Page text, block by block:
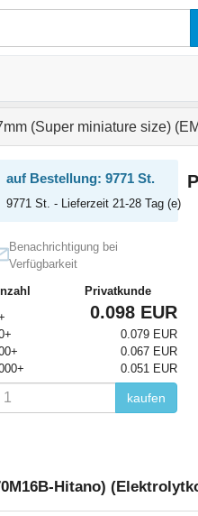
(Super miniature size)
auf Bestellung: 9771 St.
9771 St. - Lieferzeit 21-28 Tag (e)
Benachrichtigung bei
Verfügbarkeit
Privatkunde
0.098 EUR
0.079 EUR
0.067 EUR
0.051 EUR
kaufen
Hitano)